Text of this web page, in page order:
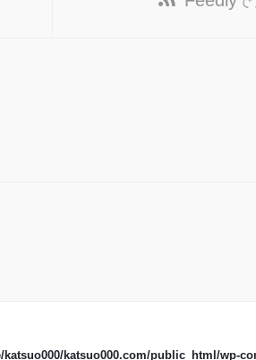
katsuo000/katsuo000.com/public_html/wp-